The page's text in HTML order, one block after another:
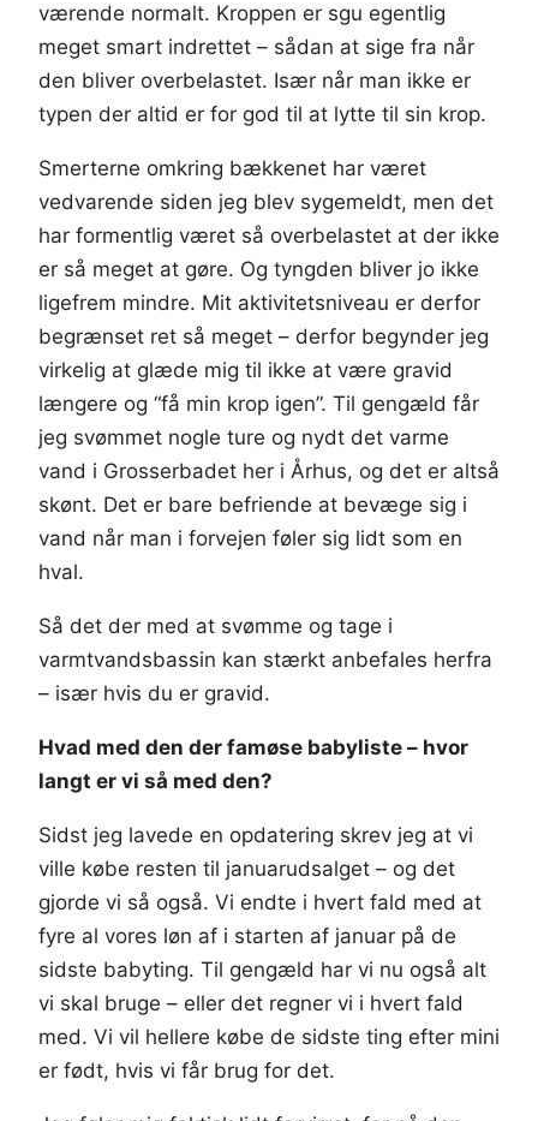
værende normalt. Kroppen er sgu egentlig
meget smart indrettet – sådan at sige fra når
den bliver overbelastet. Især når man ikke er
typen der altid er for god til at lytte til sin krop.
Smerterne omkring bækkenet har været
vedvarende siden jeg blev sygemeldt, men det
har formentlig været så overbelastet at der ikke
er så meget at gøre. Og tyngden bliver jo ikke
ligefrem mindre. Mit aktivitetsniveau er derfor
begrænset ret så meget – derfor begynder jeg
virkelig at glæde mig til ikke at være gravid
længere og “få min krop igen”. Til gengæld får
jeg svømmet nogle ture og nydt det varme
vand i Grosserbadet her i Århus, og det er altså
skønt. Det er bare befriende at bevæge sig i
vand når man i forvejen føler sig lidt som en
hval.
Så det der med at svømme og tage i
varmtvandsbassin kan stærkt anbefales herfra
– især hvis du er gravid.
Hvad med den der famøse babyliste – hvor
langt er vi så med den?
Sidst jeg lavede en opdatering skrev jeg at vi
ville købe resten til januarudsalget – og det
gjorde vi så også. Vi endte i hvert fald med at
fyre al vores løn af i starten af januar på de
sidste babyting. Til gengæld har vi nu også alt
vi skal bruge – eller det regner vi i hvert fald
med. Vi vil hellere købe de sidste ting efter mini
er født, hvis vi får brug for det.